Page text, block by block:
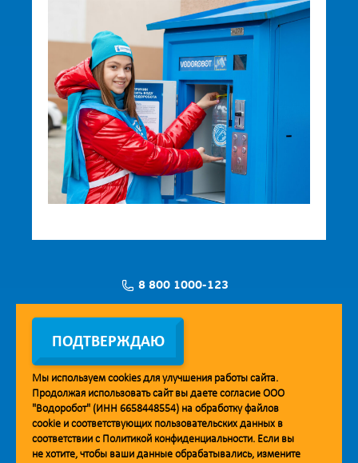
8 800 1000-123
Заявка на установку
Мобильное приложение Vodorobot
ПОДТВЕРЖДАЮ
Мы используем cookiesдля улучшения работы сайта.
Продолжая использовать сайт вы даете согласие ООО
"Водоробот" (ИНН 6658448554) на обработку файлов
cookie и соответствующих пользовательских данных в
соответствии с Политикой конфиденциальности. Если вы
не хотите, чтобы ваши данные обрабатывались, измените